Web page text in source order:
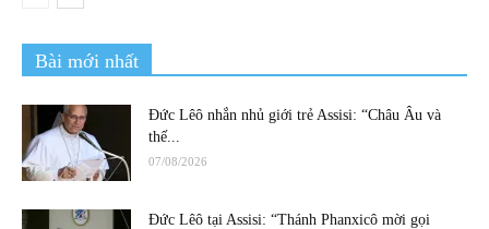
Bài mới nhất
Đức Lêô nhắn nhủ giới trẻ Assisi: “Châu Âu và
thế...
07/08/2026
Đức Lêô tại Assisi: “Thánh Phanxicô mời gọi